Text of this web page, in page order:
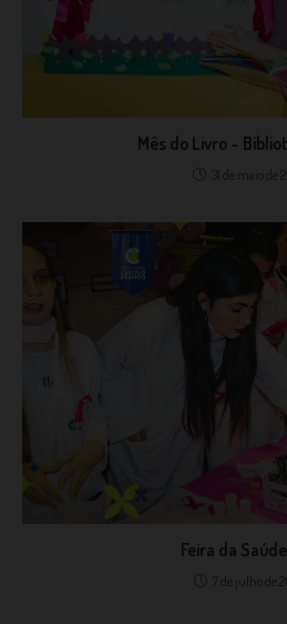
Mês do Livro –
31 de maio de
Feira da